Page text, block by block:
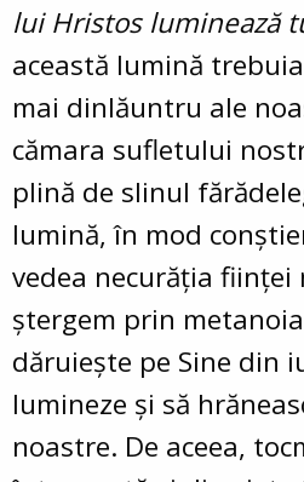
lui Hristos luminează
această lumină
mai dinlăuntru ale
cămara sufletului
plină de slinul
lumină, în mod
vedea necurăţia fiinţei
ştergem prin
dăruieşte pe Sine din
lumineze şi să
noastre. De aceea,